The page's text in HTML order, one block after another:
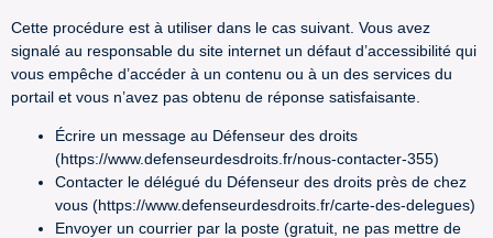
Cette procédure est à utiliser dans le cas suivant. Vous avez
signalé au responsable du site internet un défaut d’accessibilité qui
vous empêche d’accéder à un contenu ou à un des services du
portail et vous n’avez pas obtenu de réponse satisfaisante.
Écrire un message au Défenseur des droits
(https://www.defenseurdesdroits.fr/nous-contacter-355)
Contacter le délégué du Défenseur des droits près de chez
vous (https://www.defenseurdesdroits.fr/carte-des-delegues)
Envoyer un courrier par la poste (gratuit, ne pas mettre de